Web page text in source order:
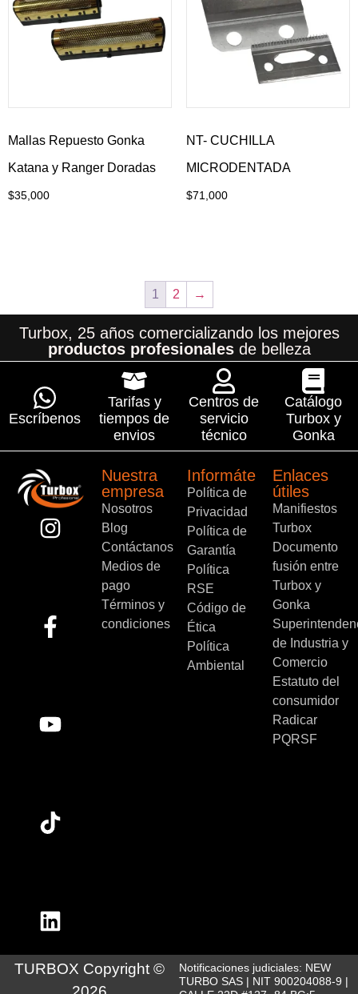
Mallas Repuesto Gonka
Katana y Ranger Doradas
$35,000
NT- CUCHILLA
MICRODENTADA
$71,000
1 2 →
Turbox, 25 años comercializando los mejores
productos profesionalesde belleza
Escríbenos
Tarifas y
tiempos de
envios
Centros de
servicio
técnico
Catálogo
Turbox y
Gonka
Nuestra
empresa
Nosotros
Blog
Contáctanos
Medios de
pago
Términos y
condiciones
Informáte
Política de
Privacidad
Política de
Garantía
Política
RSE
Código de
Ética
Política
Ambiental
Enlaces
útiles
Manifiestos
Turbox
Documento
fusión entre
Turbox y
Gonka
de Industria y
Comercio
Estatuto del
consumidor
Radicar
PQRSF
TURBOX Copyright ©
Notificaciones judiciales: NEW
TURBO SAS | NIT 900204088-9 |